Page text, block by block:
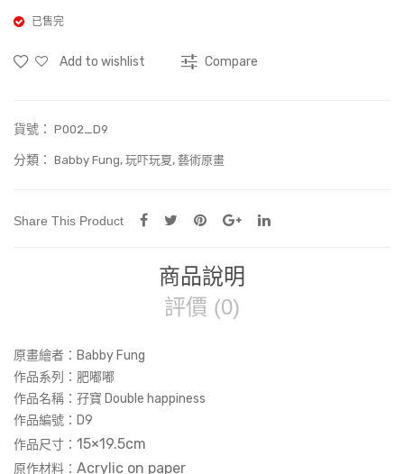
已售完
Add to wishlist Compare
貨號： P002_D9
分類： Babby Fung, 玩吓玩夏, 藝術原畫
Share This Product
商品說明
評價 (0)
原畫繪者：Babby Fung
作品系列：肥嘟嘟
作品名稱： 孖寶 Double happiness
作品編號： D9
作品尺寸： 15×19.5cm
原作材料： Acrylic on paper